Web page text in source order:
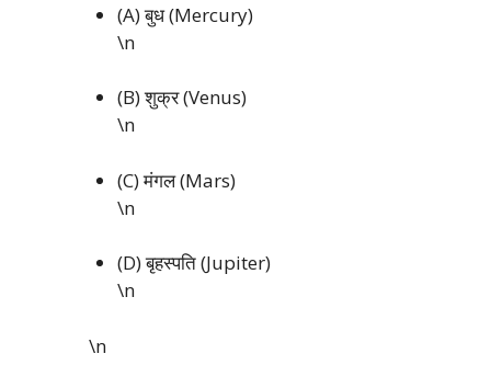
(A) बुध (Mercury)
\n
(B) शुक्र (Venus)
\n
(C) मंगल (Mars)
\n
(D) बृहस्पति (Jupiter)
\n
\n